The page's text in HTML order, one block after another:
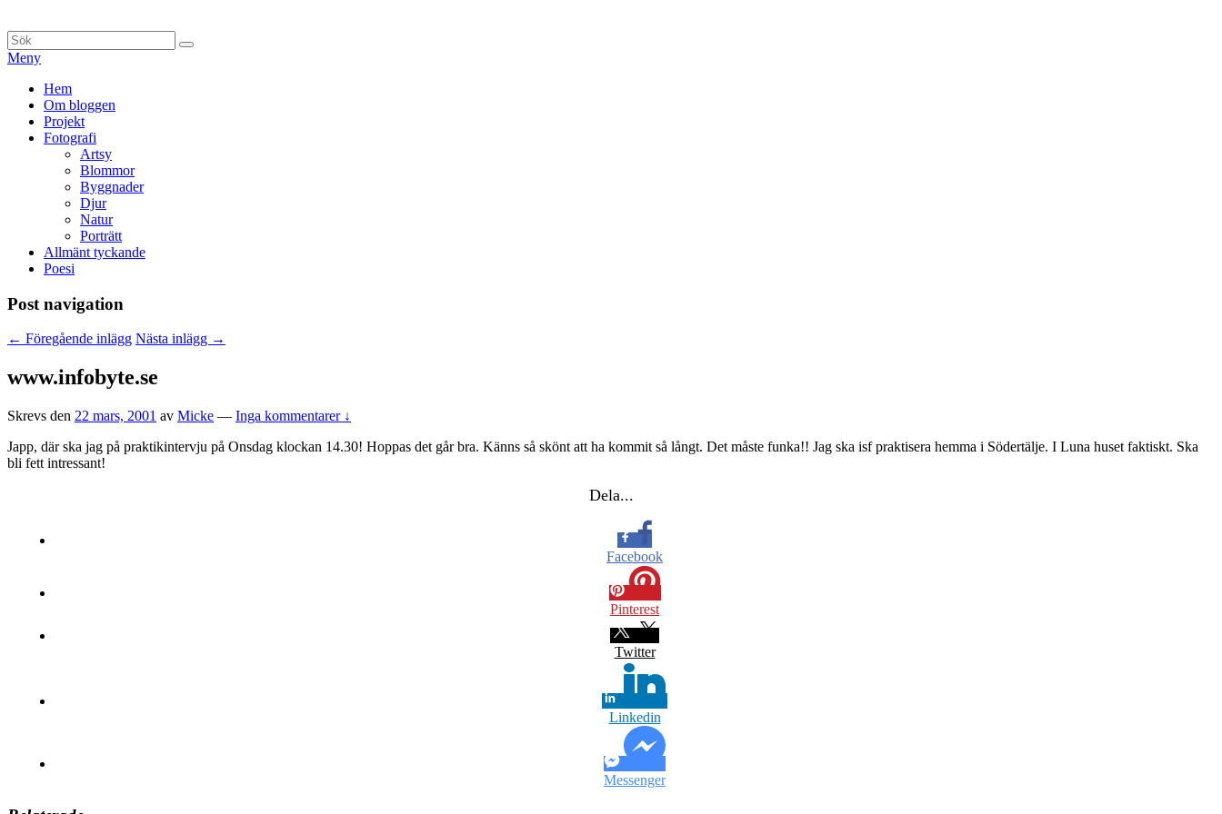
till
innehåll
Sök
efter:
Sök
Meny
Primär
meny
Hem
Om bloggen
Projekt
Fotografi
Artsy
Blommor
Byggnader
Djur
Natur
Porträtt
Allmänt tyckande
Poesi
Post navigation
← Föregående inlägg Nästa inlägg →
www.infobyte.se
Skrevs den 22 mars, 2001 av Micke — Inga kommentarer ↓
Japp, där ska jag på praktikintervju på Onsdag klockan 14.30! Hoppas det går bra. Känns så skönt att ha kommit så långt. Det måste funka!! Jag ska isf praktisera hemma i Södertälje. I Luna huset faktiskt. Ska
bli fett intressant!
Dela...
Facebook
Pinterest
Twitter
Linkedin
Messenger